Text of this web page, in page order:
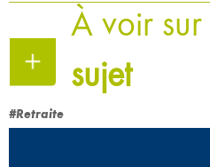
À voir sur
sujet
#Retraite